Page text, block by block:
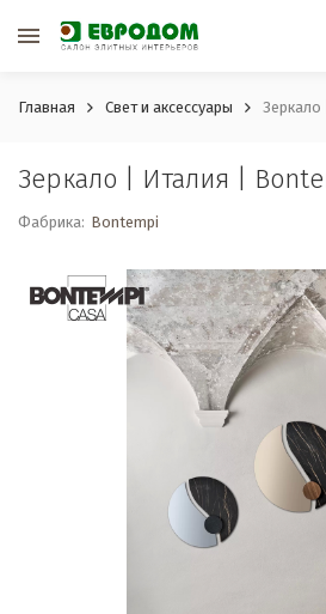
Главная Свет и аксессуары
Зеркало | Италия |
Фабрика: Bontempi